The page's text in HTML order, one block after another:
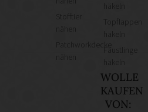
Stofftier
Patchworkdecke
häkeln
Topflappen
häkeln
Fäustlinge
häkeln
WOLLE
KAUFEN
VON: